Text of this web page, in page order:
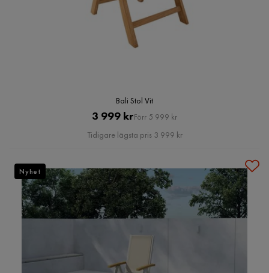
Bali Stol Vit
Pris
3 999 krOriginal
Pris
Förr 5 999 kr
Tidigare lägsta pris 3 999 kr
Nyhet